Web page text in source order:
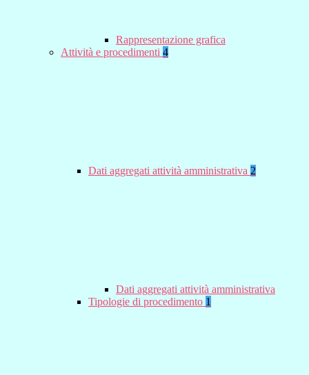
Rappresentazione grafica
Attività e procedimenti 4
Dati aggregati attività amministrativa 2
Dati aggregati attività amministrativa
Tipologie di procedimento 1